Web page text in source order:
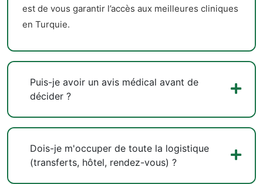
est de vous garantir l’accès aux meilleures cliniques
en Turquie.
Puis-je avoir un avis médical avant de
décider ?
Dois-je m'occuper de toute la logistique
(transferts, hôtel, rendez-vous) ?